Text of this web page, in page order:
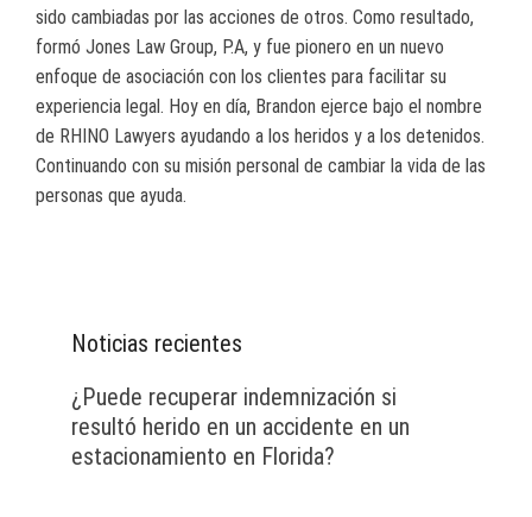
sido cambiadas por las acciones de otros. Como resultado,
formó Jones Law Group, P.A, y fue pionero en un nuevo
enfoque de asociación con los clientes para facilitar su
experiencia legal. Hoy en día, Brandon ejerce bajo el nombre
de RHINO Lawyers ayudando a los heridos y a los detenidos.
Continuando con su misión personal de cambiar la vida de las
personas que ayuda.
Noticias recientes
¿Puede recuperar indemnización si
resultó herido en un accidente en un
estacionamiento en Florida?